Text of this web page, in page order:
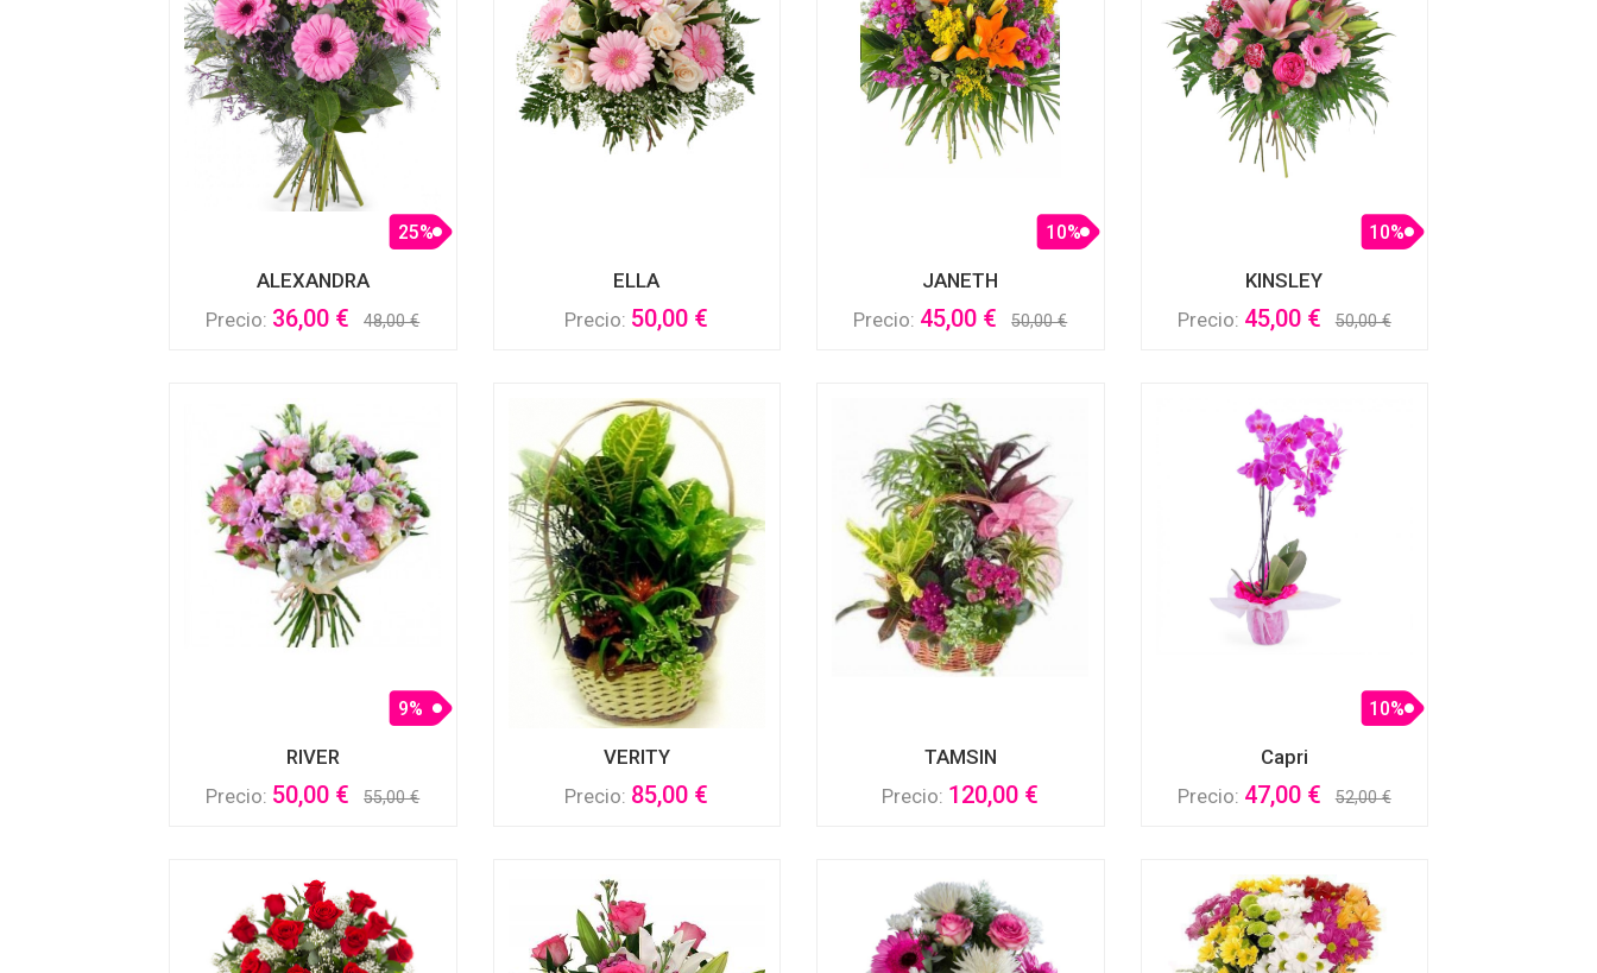
ALEXANDRA
25%
Precio: 36,00 € 48,00 €
ELLA
Precio: 50,00 €
JANETH
10%
Precio: 45,00 € 50,00 €
KINSLEY
10%
Precio: 45,00 € 50,00 €
RIVER
9%
Precio: 50,00 € 55,00 €
VERITY
Precio: 85,00 €
TAMSIN
Precio: 120,00 €
Capri
10%
Precio: 47,00 € 52,00 €